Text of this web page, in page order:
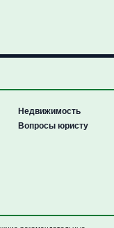
Недвижимость
Вопросы юристу